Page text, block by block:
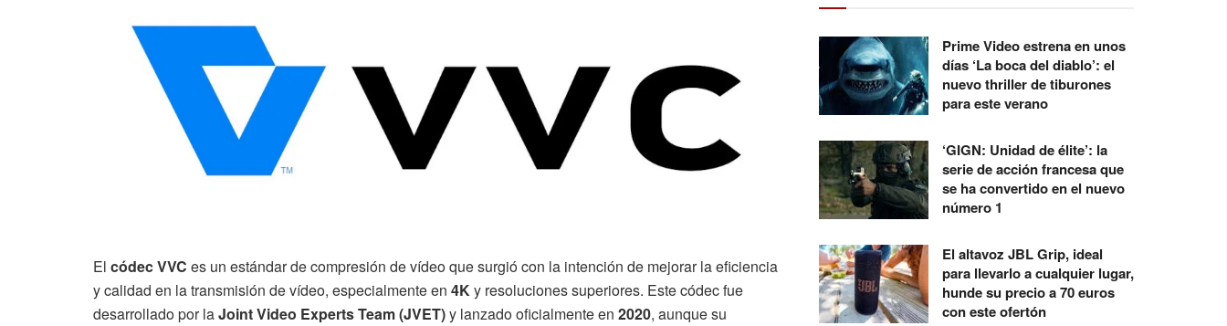
El códec VVC es un estándar de compresión de vídeo que surgió con la intención de mejorar la eficiencia
y calidad en la transmisión de vídeo, especialmente en 4Ky resoluciones superiores. Este códec fue
desarrollado por laJoint Video Experts Team (JVET)y lanzado oficialmente en 2020, aunque su
Prime Video estrena en unos
días ‘La boca del diablo’: el
nuevo thriller de tiburones
para este verano
‘GIGN: Unidad de élite’: la
serie de acción francesa que
se ha convertido en el nuevo
número 1
El altavoz JBL Grip, ideal
para llevarlo a cualquier lugar,
hunde su precio a 70 euros
con este ofertón